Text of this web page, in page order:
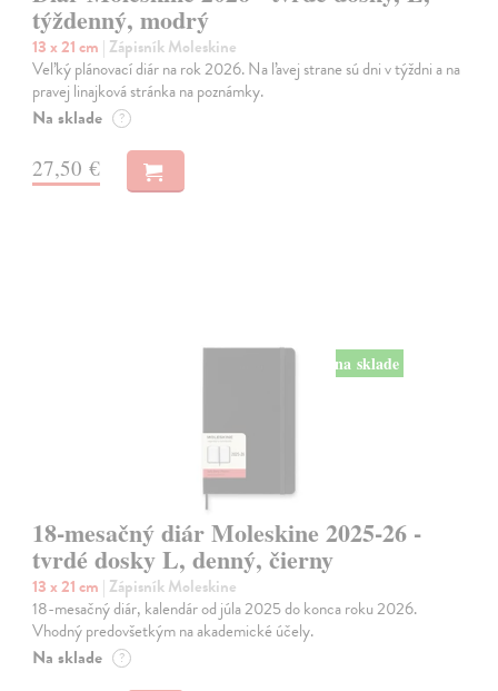
týždenný, modrý
13 x 21 cm | Zápisník Moleskine
Veľký plánovací diár na rok 2026. Na ľavej strane sú dni v týždni a na
pravej linajková stránka na poznámky.
Na sklade ?
27,50 €
na sklade
18-mesačný diár Moleskine 2025-26 -
tvrdé dosky L, denný, čierny
13 x 21 cm | Zápisník Moleskine
18-mesačný diár, kalendár od júla 2025 do konca roku 2026.
Vhodný predovšetkým na akademické účely.
Na sklade ?